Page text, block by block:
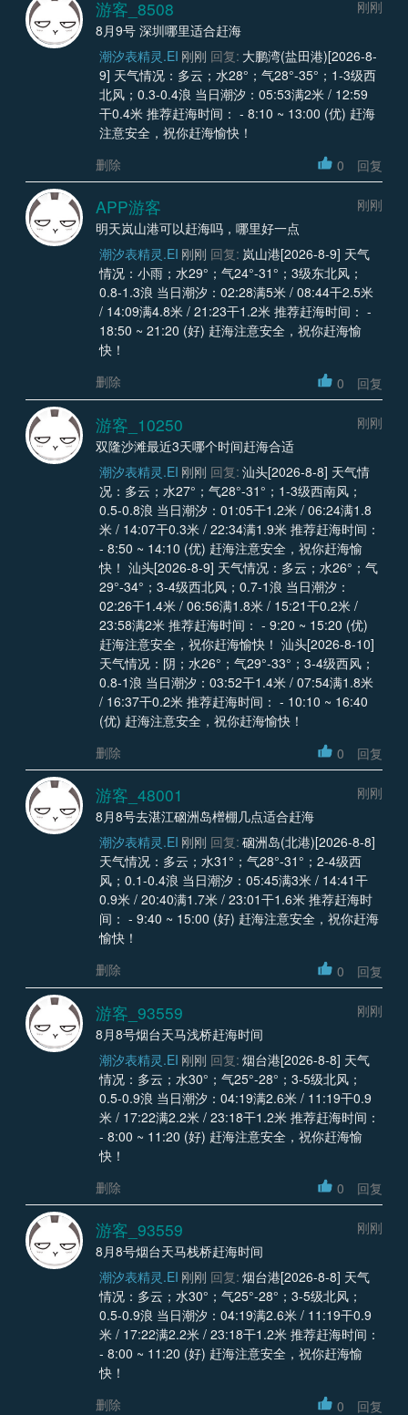
游客_8508
刚刚
8月9号 深圳哪里适合赶海
潮汐表精灵.EI 刚刚 回复: 大鹏湾(盐田港)[2026-8-
9] 天气情况：多云；水28°；气28°-35°；1-3级西
北风；0.3-0.4浪 当日潮汐：05:53满2米 / 12:59
干0.4米 推荐赶海时间： - 8:10 ~ 13:00 (优) 赶海
注意安全，祝你赶海愉快！
删除
0 回复
APP游客
刚刚
明天岚山港可以赶海吗，哪里好一点
潮汐表精灵.EI 刚刚 回复: 岚山港[2026-8-9] 天气
情况：小雨；水29°；气24°-31°；3级东北风；
0.8-1.3浪 当日潮汐：02:28满5米 / 08:44干2.5米
/ 14:09满4.8米 / 21:23干1.2米 推荐赶海时间： -
18:50 ~ 21:20 (好) 赶海注意安全，祝你赶海愉
快！
删除
0 回复
游客_10250
刚刚
双隆沙滩最近3天哪个时间赶海合适
潮汐表精灵.EI 刚刚 回复: 汕头[2026-8-8] 天气情
况：多云；水27°；气28°-31°；1-3级西南风；
0.5-0.8浪 当日潮汐：01:05干1.2米 / 06:24满1.8
米 / 14:07干0.3米 / 22:34满1.9米 推荐赶海时间：
- 8:50 ~ 14:10 (优) 赶海注意安全，祝你赶海愉
快！ 汕头[2026-8-9] 天气情况：多云；水26°；气
29°-34°；3-4级西北风；0.7-1浪 当日潮汐：
02:26干1.4米 / 06:56满1.8米 / 15:21干0.2米 /
23:58满2米 推荐赶海时间： - 9:20 ~ 15:20 (优)
赶海注意安全，祝你赶海愉快！ 汕头[2026-8-10]
天气情况：阴；水26°；气29°-33°；3-4级西风；
0.8-1浪 当日潮汐：03:52干1.4米 / 07:54满1.8米
/ 16:37干0.2米 推荐赶海时间： - 10:10 ~ 16:40
(优) 赶海注意安全，祝你赶海愉快！
删除
0 回复
游客_48001
刚刚
8月8号去湛江硇洲岛橧棚几点适合赶海
潮汐表精灵.EI 刚刚 回复: 硇洲岛(北港)[2026-8-8]
天气情况：多云；水31°；气28°-31°；2-4级西
风；0.1-0.4浪 当日潮汐：05:45满3米 / 14:41干
0.9米 / 20:40满1.7米 / 23:01干1.6米 推荐赶海时
间： - 9:40 ~ 15:00 (好) 赶海注意安全，祝你赶海
愉快！
删除
0 回复
游客_93559
刚刚
8月8号烟台天马浅桥赶海时间
潮汐表精灵.EI 刚刚 回复: 烟台港[2026-8-8] 天气
情况：多云；水30°；气25°-28°；3-5级北风；
0.5-0.9浪 当日潮汐：04:19满2.6米 / 11:19干0.9
米 / 17:22满2.2米 / 23:18干1.2米 推荐赶海时间：
- 8:00 ~ 11:20 (好) 赶海注意安全，祝你赶海愉
快！
删除
0 回复
游客_93559
刚刚
8月8号烟台天马栈桥赶海时间
潮汐表精灵.EI 刚刚 回复: 烟台港[2026-8-8] 天气
情况：多云；水30°；气25°-28°；3-5级北风；
0.5-0.9浪 当日潮汐：04:19满2.6米 / 11:19干0.9
米 / 17:22满2.2米 / 23:18干1.2米 推荐赶海时间：
- 8:00 ~ 11:20 (好) 赶海注意安全，祝你赶海愉
快！
删除
0 回复